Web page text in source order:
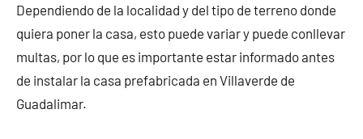
Dependiendo de la localidad y del tipo de terreno donde
quiera poner la casa, esto puede variar y puede conllevar
multas, por lo que es importante estar informado antes
de instalar la casa prefabricada en Villaverde de
Guadalimar.